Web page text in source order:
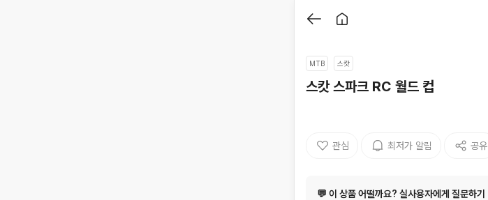
MTB 스캇
스캇 스파크 RC 월드 컵
관심 최저가 알림 공유
💬 이 상품 어떨까요? 실사용자에게 질문하기